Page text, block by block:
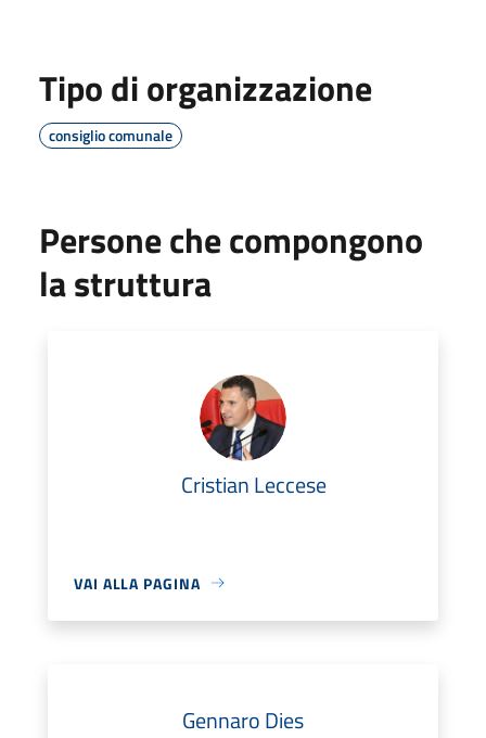
Tipo di organizzazione
consiglio comunale
Persone che compongono
la struttura
Cristian Leccese
VAI ALLA PAGINA
Gennaro Dies